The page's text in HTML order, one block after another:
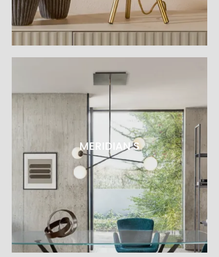
MERIDIAN S